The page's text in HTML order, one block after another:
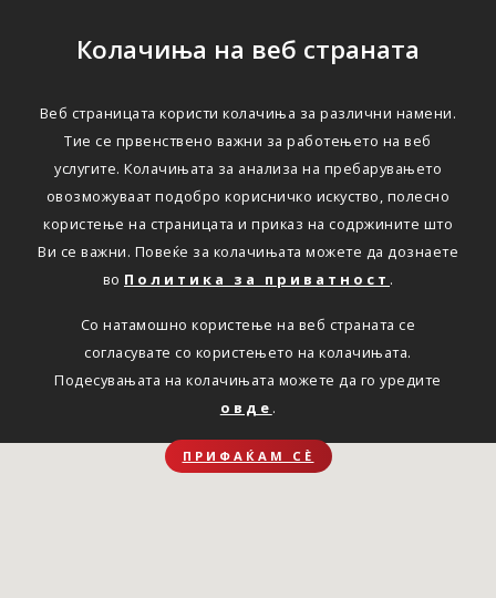
Колачиња на веб страната
Веб страницата користи колачиња за различни намени.
Тие се првенствено важни за работењето на веб
услугите. Колачињата за анализа на пребарувањето
овозможуваат подобро корисничко искуство, полесно
користење на страницата и приказ на содржините што
Ви се важни. Повеќе за колачињата можете да дознаете
во Политика за приватност .
Со натамошно користење на веб страната се
согласувате со користењето на колачињата.
Подесувањата на колачињата можете да го уредите
овде .
ПРИФАЌАМ СЀ